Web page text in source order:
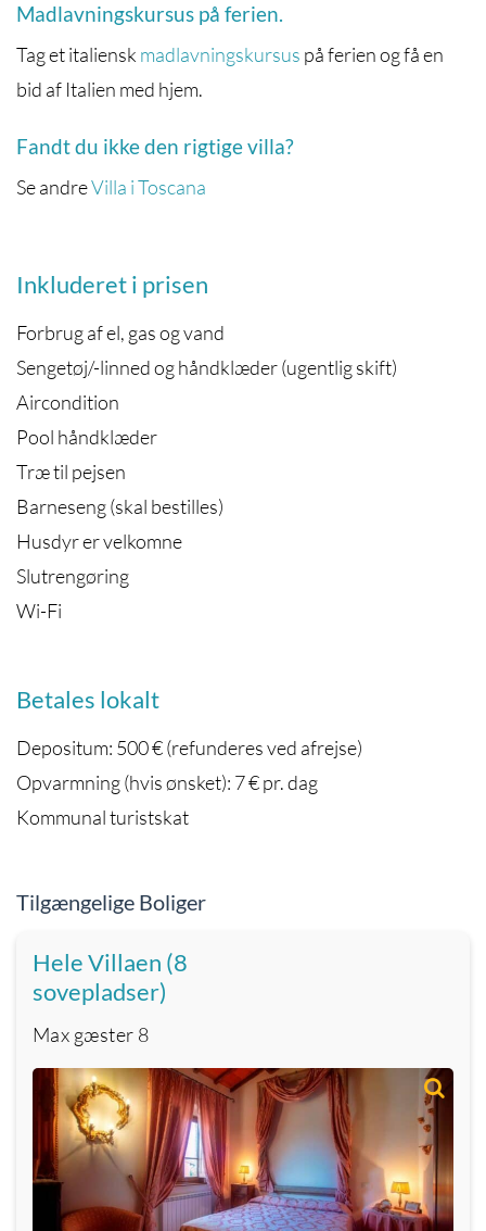
Madlavningskursus på ferien.
Tag et italiensk madlavningskursus på ferien og få en
bid af Italien med hjem.
Fandt du ikke den rigtige villa?
Se andreVilla i Toscana
Inkluderet i prisen
Forbrug af el, gas og vand
Sengetøj/-linned og håndklæder (ugentlig skift)
Aircondition
Pool håndklæder
Træ til pejsen
Barneseng (skal bestilles)
Husdyr er velkomne
Slutrengøring
Wi-Fi
Betales lokalt
Depositum: 500 € (refunderes ved afrejse)
Opvarmning (hvis ønsket): 7 € pr. dag
Kommunal turistskat
Tilgængelige Boliger
Hele Villaen (8
sovepladser)
Max gæster 8